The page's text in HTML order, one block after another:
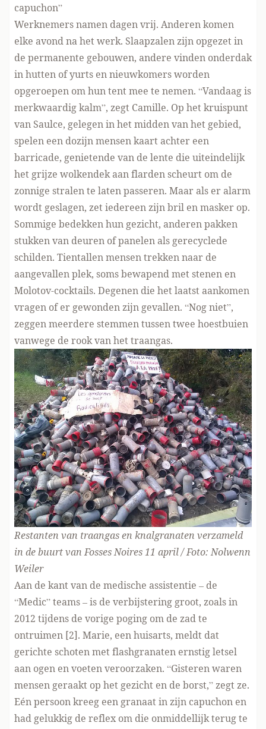
capuchon”
Werknemers namen dagen vrij. Anderen komen
elke avond na het werk. Slaapzalen zijn opgezet in
de permanente gebouwen, andere vinden onderdak
in hutten of yurts en nieuwkomers worden
opgeroepen om hun tent mee te nemen. “Vandaag is
merkwaardig kalm”, zegt Camille. Op het kruispunt
van Saulce, gelegen in het midden van het gebied,
spelen een dozijn mensen kaart achter een
barricade, genietende van de lente die uiteindelijk
het grijze wolkendek aan flarden scheurt om de
zonnige stralen te laten passeren. Maar als er alarm
wordt geslagen, zet iedereen zijn bril en masker op.
Sommige bedekken hun gezicht, anderen pakken
stukken van deuren of panelen als gerecyclede
schilden. Tientallen mensen trekken naar de
aangevallen plek, soms bewapend met stenen en
Molotov-cocktails. Degenen die het laatst aankomen
vragen of er gewonden zijn gevallen. “Nog niet”,
zeggen meerdere stemmen tussen twee hoestbuien
vanwege de rook van het traangas.
Restanten van traangas en knalgranaten verzameld
in de buurt van Fosses Noires 11 april / Foto: Nolwenn
Weiler
Aan de kant van de medische assistentie – de
“Medic” teams – is de verbijstering groot, zoals in
2012 tijdens de vorige poging om de zad te
ontruimen [2]. Marie, een huisarts, meldt dat
gerichte schoten met flashgranaten ernstig letsel
aan ogen en voeten veroorzaken. “Gisteren waren
mensen geraakt op het gezicht en de borst,” zegt ze.
Eén persoon kreeg een granaat in zijn capuchon en
had gelukkig de reflex om die onmiddellijk terug te